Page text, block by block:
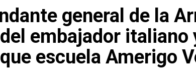
general de la
embajador italiano
escuela Amerigo